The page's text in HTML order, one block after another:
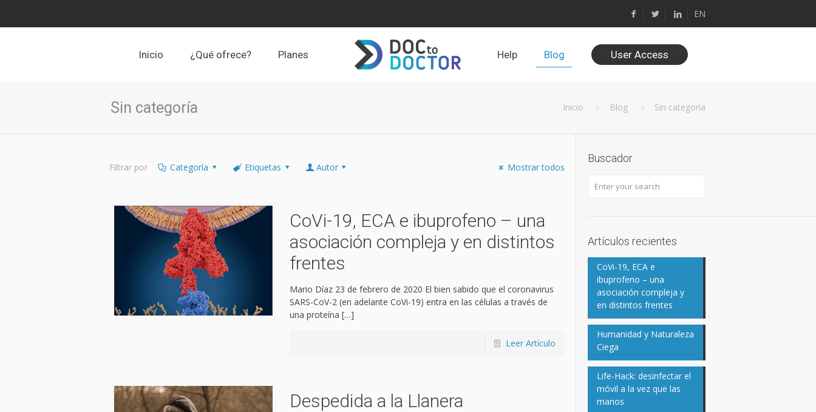
EN
Inicio ¿Qué ofrece? Planes Help Blog User Access
Sin categoría Inicio Blog Sin categoría
Filtrar por Categoría Etiquetas Autor Mostrar todos
CoVi-19, ECA e ibuprofeno – una
asociación compleja y en distintos
frentes
Mario Díaz 23 de febrero de 2020 El bien sabido que el coronavirus
SARS-CoV-2 (en adelante CoVi-19) entra en las células a través de
una proteína […]
Leer Artículo
Despedida a la Llanera
Buscador
Artículos recientes
CoVi-19, ECA e
ibuprofeno – una
asociación compleja y
en distintos frentes
Humanidad y Naturaleza
Ciega
Life-Hack: desinfectar el
móvil a la vez que las
manos